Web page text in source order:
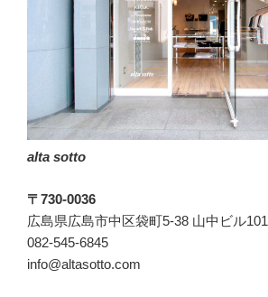
Finamore(フ
ィ
レ)
の
リ
ン
シ
ャ
ツ”
alta sotto
〒730-0036
広島県広島市中区袋町5-38 山中ビル101
082-545-6845
info@altasotto.com